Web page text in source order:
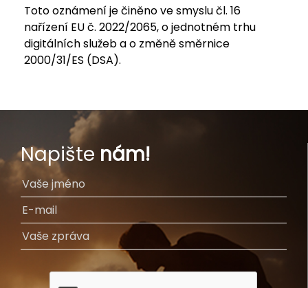
Toto oznámení je činěno ve smyslu čl. 16
nařízení EU č. 2022/2065, o jednotném trhu
digitálních služeb a o změně směrnice
2000/31/ES (DSA).
Napište nám!